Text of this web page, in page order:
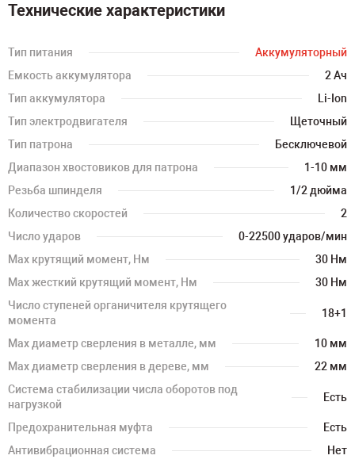
Технические характеристики
Тип питания
Аккумуляторный
Емкость аккумулятора
2 Ач
Тип аккумулятора
Li-Ion
Тип электродвигателя
Щеточный
Тип патрона
Бесключевой
Диапазон хвостовиков для патрона
1-10 мм
Резьба шпинделя
1/2 дюйма
Количество скоростей
2
Число ударов
0-22500 ударов/мин
Мах крутящий момент, Нм
30 Нм
Мах жесткий крутящий момент, Нм
30 Нм
Число ступеней органичителя крутящего
момента
18+1
Мах диаметр сверления в металле, мм
10 мм
Мах диаметр сверления в дереве, мм
22 мм
Система стабилизации числа оборотов под
нагрузкой
Есть
Предохранительная муфта
Есть
Антивибрационная система
Нет